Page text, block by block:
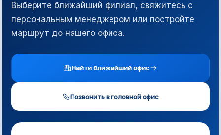
Выберите ближайший филиал, свяжитесь с
персональным менеджером или постройте
маршрут до нашего офиса.
Найти ближайший офис
Позвонить в головной офис